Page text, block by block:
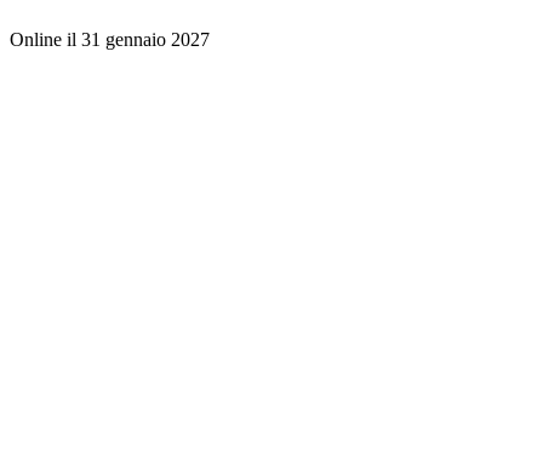
Online il 31 gennaio 2027